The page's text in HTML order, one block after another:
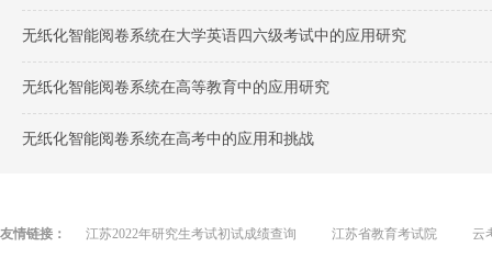
无纸化智能阅卷系统在大学英语四六级考试中的应用研究
无纸化智能阅卷系统在高等教育中的应用研究
无纸化智能阅卷系统在高考中的应用和挑战
友情链接： 江苏2022年研究生考试初试成绩查询 江苏省教育考试院 云